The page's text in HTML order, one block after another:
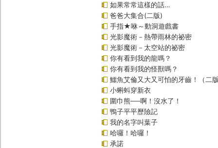
如果常常這樣的話…
爸爸大集合(二版)
手指★咻～動洞遊戲書
光影魔術－熱帶雨林的祕密
光影魔術－太空站的祕密
你有看到我的龍嗎？
你有看到我的怪獸嗎？
鱷魚艾倫又大又可怕的牙齒！（二
小蝌蚪穿新衣
圍巾熊──啊！沒水了！
鴨子平平歷險記
我的名字叫葉子
哈囉！哈囉！
承諾